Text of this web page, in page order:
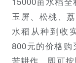
玉屏、松桃、
水稻从种到收
800元的价格购
苦耕作，即可